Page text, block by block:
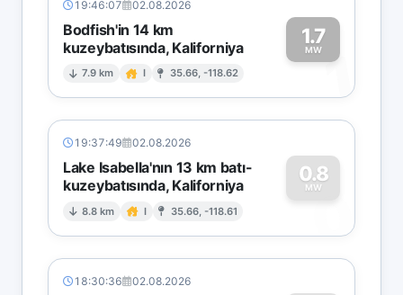
19:46:07 02.08.2026
Bodfish'in 14 km
kuzeybatısında, Kaliforniya
7.9 km I 35.66, -118.62
1.7
MW1
19:37:49 02.08.2026
Lake Isabella'nın 13 km batı-
kuzeybatısında, Kaliforniya
8.8 km I 35.66, -118.61
0.8
MW
0
18:30:36 02.08.2026